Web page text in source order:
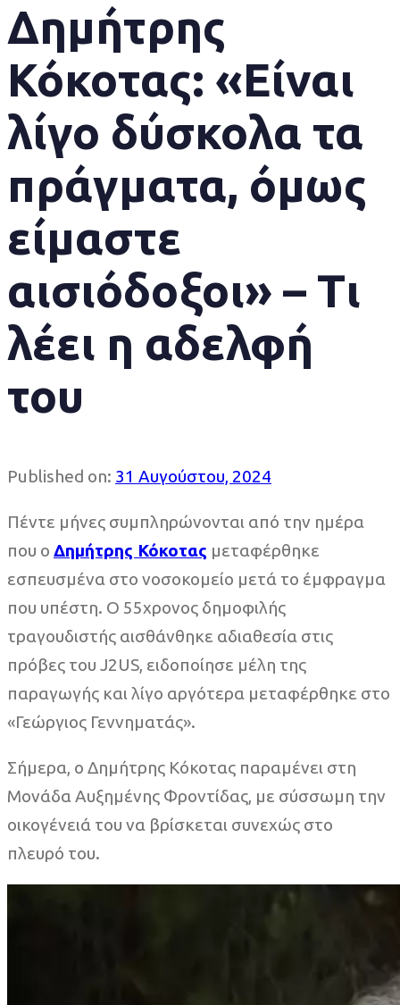
Δημήτρης
Κόκοτας: «Είναι
λίγο δύσκολα τα
πράγματα, όμως
είμαστε
αισιόδοξοι» – Τι
λέει η αδελφή
του
Published on: 31 Αυγούστου, 2024
Πέντε μήνες συμπληρώνονται από την ημέρα
που ο Δημήτρης Κόκοτας μεταφέρθηκε
εσπευσμένα στο νοσοκομείο μετά το έμφραγμα
που υπέστη. Ο 55χρονος δημοφιλής
τραγουδιστής αισθάνθηκε αδιαθεσία στις
πρόβες του J2US, ειδοποίησε μέλη της
παραγωγής και λίγο αργότερα μεταφέρθηκε στο
«Γεώργιος Γεννηματάς».
Σήμερα, ο Δημήτρης Κόκοτας παραμένει στη
Μονάδα Αυξημένης Φροντίδας, με σύσσωμη την
οικογένειά του να βρίσκεται συνεχώς στο
πλευρό του.